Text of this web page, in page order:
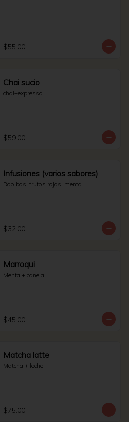
$55.00
Chai sucio
chai+expresso
$59.00
Infusiones (varios sabores)
Rooibos, frutos rojos, menta.
$32.00
Marroqui
Menta + canela.
$45.00
Matcha latte
Matcha + leche.
$75.00